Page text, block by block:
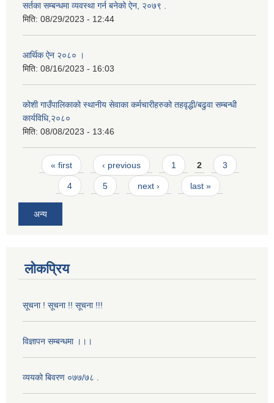
सर्तका सम्बन्धमा व्यवस्था गर्न बनेको ऐन, २०७९ ‍.
मिति: 08/29/2023 - 12:44
आर्थिक ऐन २०८० ।
मिति: 08/16/2023 - 16:03
कोशी गाउँपालिकाको स्थानीय सेवाका कर्मचारीहरुको तहवृद्धी/बढुवा सम्बन्धी
कार्यविधि,२०८०
मिति: 08/08/2023 - 13:46
Pages
« first ‹ previous 1 2 3
4 5 next › last »
अन्य
लोकप्रिय
सूचना ! सूचना !! सूचना !!!
विज्ञापन सम्बन्धमा ।।।
व्ययको बिवरण ०७७/७८ .